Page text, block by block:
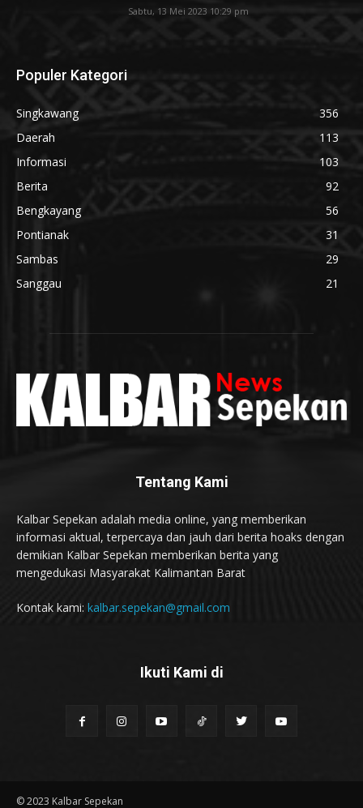
Sabtu, 13 Mei 2023 10:29 pm
Populer Kategori
Singkawang
356
Daerah
113
Informasi
103
Berita
92
Bengkayang
56
Pontianak
31
Sambas
29
Sanggau
21
Tentang Kami
Kalbar Sepekan adalah media online, yang memberikan
informasi aktual, terpercaya dan jauh dari berita hoaks dengan
demikian Kalbar Sepekan memberikan berita yang
mengedukasi Masyarakat Kalimantan Barat
Kontak kami: kalbar.sepekan@gmail.com
Ikuti Kami di
© 2023 Kalbar Sepekan